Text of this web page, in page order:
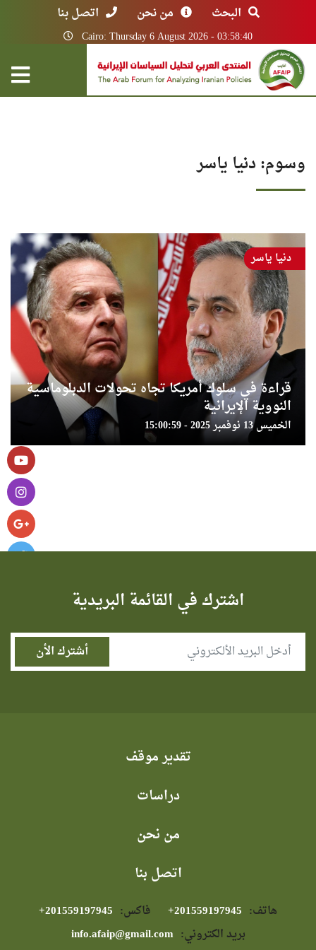
البحث من نحن اتصل بنا
Cairo: Thursday 6 August 2026 - 03:58:40
وسوم: دنيا ياسر
قراءة في سلوك أمريكا تجاه تحولات الدبلوماسية
النووية الإيرانية
الخميس 13 نوفمبر 2025 - 15:00:59
دنيا ياسر
اشترك في القائمة البريدية
تقدير موقف
دراسات
من نحن
اتصل بنا
هاتف: فاكس:
بريد الكتروني: info.afaip@gmail.com